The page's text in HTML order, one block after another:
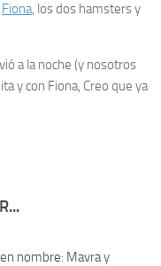
Fiona, los dos hamsters y
a la noche (y nosotros
y con Fiona, Creo que ya
nombre: Mavra y